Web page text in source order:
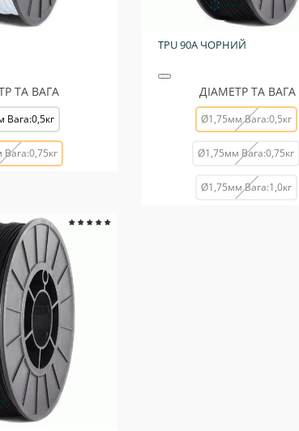
ТА ВАГА
Вага:0,5кг
TPU 90A ЧОРНИЙ
ДІАМЕТР ТА ВАГА
Ø1,75мм Вага:0,5кг
Ø1,75мм Вага:0,75кг
Ø1,75мм Вага:1,0кг